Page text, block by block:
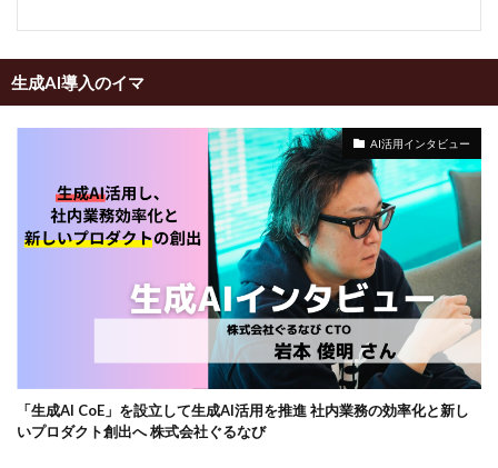
生成AI導入のイマ
AI活用インタビュー
「生成AI CoE」を設立して生成AI活用を推進 社内業務の効率化と新し
いプロダクト創出へ 株式会社ぐるなび